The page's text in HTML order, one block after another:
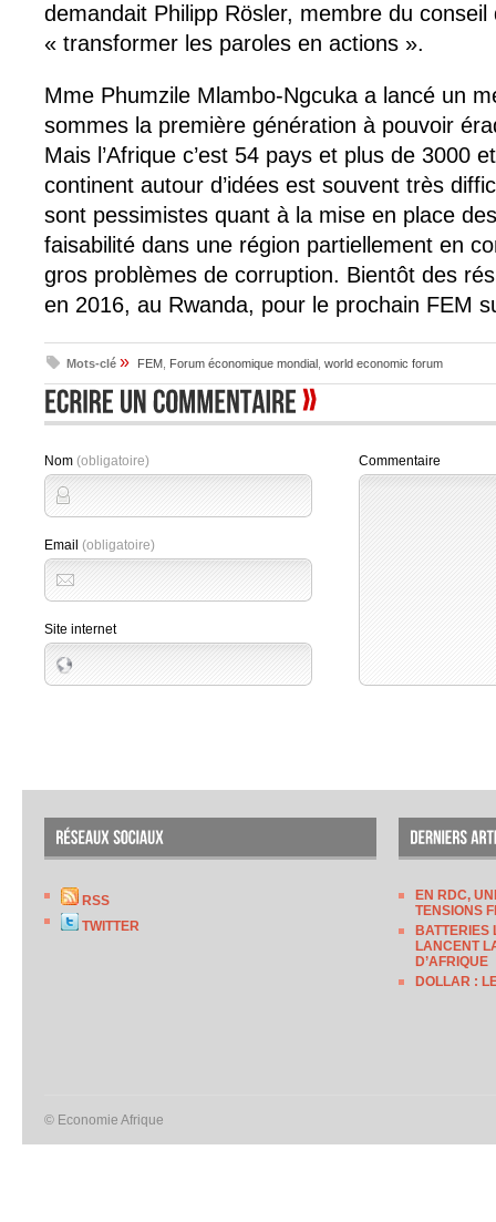
demandait Philipp Rösler, membre du
« transformer les paroles en actions ».
Mme Phumzile Mlambo-Ngcuka a lancé un
sommes la première génération à pouvoir
Mais l’Afrique c’est 54 pays et plus de 3000
continent autour d’idées est souvent très
sont pessimistes quant à la mise en place
faisabilité dans une région partiellement en
gros problèmes de corruption. Bientôt des
en 2016, au Rwanda, pour le prochain FEM
Mots-clé » FEM Forum économique mondial world economic forum
Nom (obligatoire)
Email (obligatoire)
Site internet
Commentaire
RSS
TWITTER
EN RDC,
TENSIONS
BATTERIES
LANCENT
D’AFRIQUE
DOLLAR :
© Economie Afrique